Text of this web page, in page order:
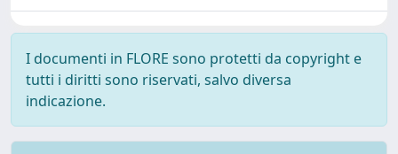
I documenti in FLORE sono protetti da copyright e
tutti i diritti sono riservati, salvo diversa
indicazione.